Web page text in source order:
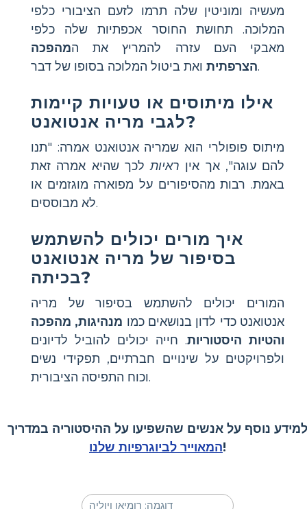
מעשיה ומוניטין שלה תרמו לזעם הציבורי כלפי
המלוכה. תחושת החוסר אכפתיות שלה כלפי
מאבקי העם עזרה להמריץ את המהפכה
הצרפתיתואת ביטול המלוכה בסופו של דבר.
אילו מיתוסים או טעויות קיימות
לגבי מריה אנטואנט?
מיתוס פופולרי הוא שמריה אנטואנט אמרה: "תנו
להם עוגה", אך אין ראיותלכך שהיא אמרה זאת
באמת. רבות מהסיפורים על מפוארה מוגזמים או
לא מבוססים.
איך מורים יכולים להשתמש
בסיפור של מריה אנטואנט
בכיתה?
המורים יכולים להשתמש בסיפור של מריה
אנטואנט כדי לדון בנושאים כמו מנהיגות, מהפכה
והטיות היסטוריות. חייה יכולים להוביל לדיונים
ולפרויקטים על שינויים חברתיים, תפקידי נשים
וכוח התפיסה הציבורית.
למידע נוסף על אנשים שהשפיעו על ההיסטוריה במדריך
המאוייר לביוגרפיות שלנו!